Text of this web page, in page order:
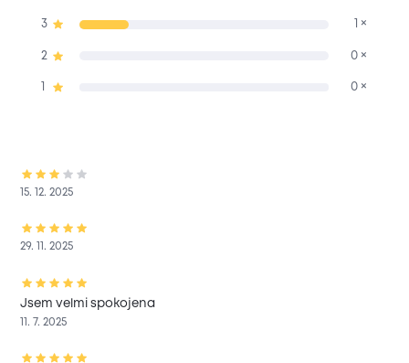
3 1 ×
2 0 ×
0 ×
15. 12. 2025
29. 11. 2025
Jsem velmi spokojena
11. 7. 2025